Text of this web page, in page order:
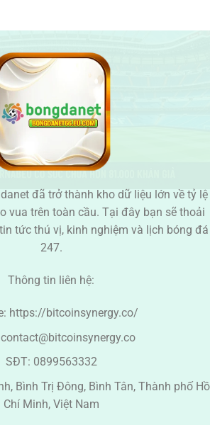
đã trở thành kho dữ liệu lớn về tỷ lệ
vua trên toàn cầu. Tại đây bạn sẽ thoải
tức thú vị, kinh nghiệm và lịch bóng đá
247.
Thông tin liên hệ:
https://bitcoinsynergy.co/
contact@bitcoinsynergy.co
SĐT: 0899563332
Bình Trị Đông, Bình Tân, Thành phố Hồ
Chí Minh, Việt Nam